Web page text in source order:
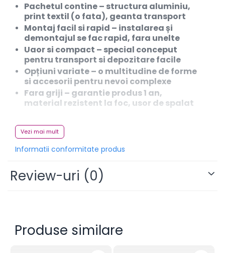
Pachetul contine– structura aluminiu,
print textil (o fata), geanta transport
Montaj facil si rapid – instalarea și
demontajul se fac rapid, fara unelte
Uaor si compact – special conceput
pentru transport si depozitare facile
Opțiuni variate– o multitudine de forme
si accesorii pentru nevoi complexe
Fara griji – garantie produs 1 an,
material rezistent la foc, usor de spalat
Sistemul click este un sistem de expunere
inovativ, format din structura interna usoara din
aluminiu, imbracata in material textil rezistent la
foc, imprimat la rezolutie inalta.
Vezi mai mult
Informatii conformitate produs
Review-uri (0)
Produse similare